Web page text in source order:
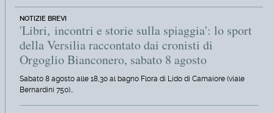
NOTIZIE BREVI
'Libri, incontri e storie sulla spiaggia': lo sport
della Versilia raccontato dai cronisti di
Orgoglio Bianconero, sabato 8 agosto
Sabato 8 agosto alle 18,30 al bagno Flora di Lido di Camaiore (viale
Bernardini 750)…